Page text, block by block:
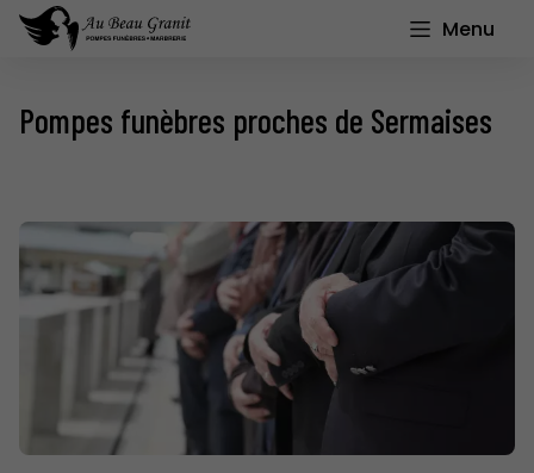
Menu
Pompes funèbres proches de Sermaises